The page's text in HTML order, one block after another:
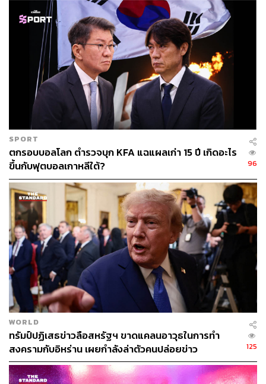
โดยหนึ่งในแนวทางที่เหมาะสม ก็คือการเพิ่มงบใช้จ่ายด้าน
กลาโหมเป็น 2.5% ของ GDP เพื่อให้สหราชอาณาจักรมี
สถานะผู้นำที่น่าเชื่อถือ แต่มองว่าควรจะเพิ่มตั้งแต่
ปีงบประมาณหน้า เนื่องจากปัญหาความไม่เพียงพอของอาวุธ
ยุทโธปกรณ์ ซึ่งรายงานการตรวจสอบการป้องกันเชิง
ยุทธศาสตร์ที่กำลังจะมาถึง (The Forthcoming Strategic
Defence Review) ที่เขียนโดยลอร์ด โรเบิร์ตสัน อดีตรัฐมนตรี
กลาโหม คาดการณ์ว่า ในกรณีเร่งด่วนที่เกิดการสู้รบที่เข้ม
ข้นขึ้น กองทัพสหราชอาณาจักรจะมีกระสุนปืนให้ใช้เพียงพอ
แค่ 2 วันครึ่งเท่านั้น
แนวทางจัดหางบประมาณ?
Chatam House มองว่า แนวทางในการจัดหางบประมาณ
เพื่อนำมาเพิ่มงบใช้จ่ายทางทหารของประเทศยุโรปต่างๆ
รวมถึงสหราชอาณาจักรที่มีสันติภาพมายาวนาน และที่ผ่าน
มาได้นำงบประมาณทางทหารมาใช้กับสวัสดิการอื่นๆ ของ
ประชาชน อาจต้องเผชิญกับความท้าทายทางการเมืองไม่
น้อย โดยอาจใช้เวลาหลายปีหรือหลายทศวรรษ
ในระยะสั้น หนทางที่เป็นไปได้ อาจต้องพึ่งพากลไกการระดม
ทุนต่างๆ เช่น การออกพันธบัตรกลาโหม หรือการกู้ยืมร่วม
กันระหว่างสหราชอาณาจักรกับชาติยุโรปอื่นๆ
SPORT
ตกรอบบอลโลก ตำรวจบุก KFA แฉแผลเก่า 15 ปี เกิดอะไร
ขึ้นกับฟุตบอลเกาหลีใต้?
96
WORLD
ทรัมป์ปฏิเสธข่าวลือสหรัฐฯ ขาดแคลนอาวุธในการทำ
สงครามกับอิหร่าน เผยกำลังล่าตัวคนปล่อยข่าว
125